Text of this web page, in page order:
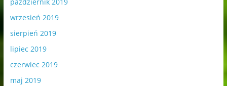
październik 2019
wrzesień 2019
sierpień 2019
lipiec 2019
czerwiec 2019
maj 2019